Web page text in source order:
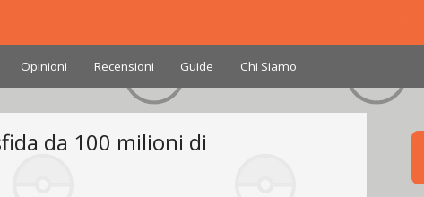
Opinioni Recensioni Guide Chi Siamo
da 100 milioni di